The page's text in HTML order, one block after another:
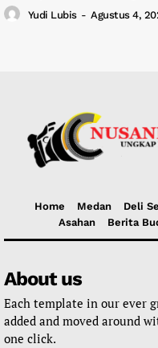
Yudi Lubis - Agustus 4,
Home Medan Deli
Asahan
Berita
About us
Each template in our ever
added and moved around
one click.